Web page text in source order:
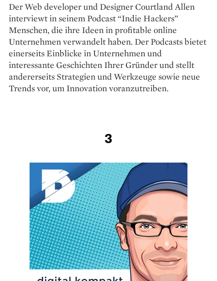
Der Web developer und Designer Courtland Allen
interviewt in seinem Podcast “Indie Hackers”
Menschen, die ihre Ideen in profitable online
Unternehmen verwandelt haben. Der Podcasts bietet
einerseits Einblicke in Unternehmen und
interessante Geschichten Ihrer Gründer und stellt
andererseits Strategien und Werkzeuge sowie neue
Trends vor, um Innovation voranzutreiben.
3